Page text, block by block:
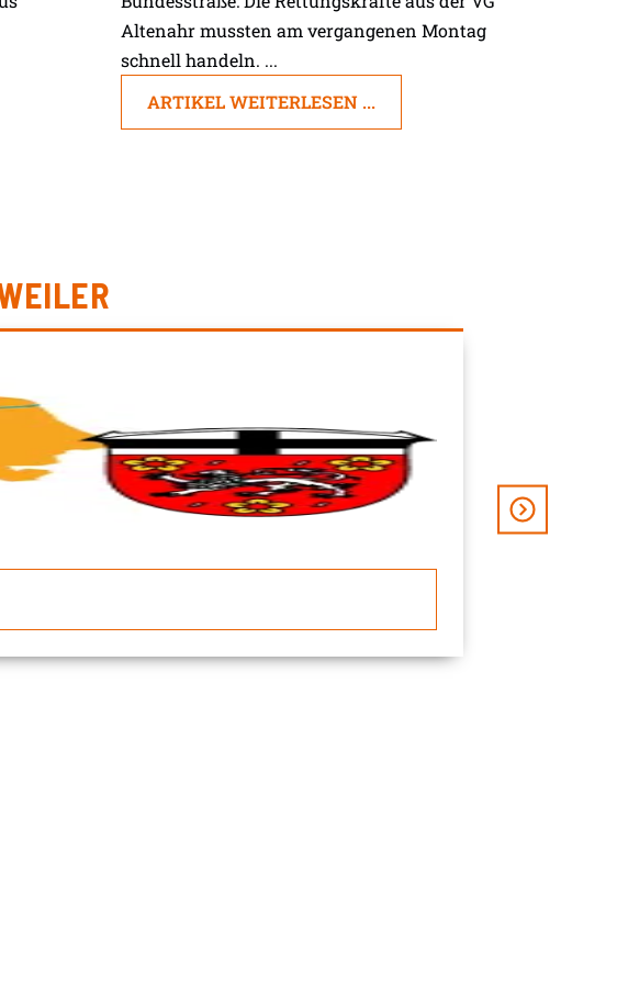
Altenahr mussten am vergangenen Montag
schnell handeln. ...
ARTIKEL WEITERLESEN ...